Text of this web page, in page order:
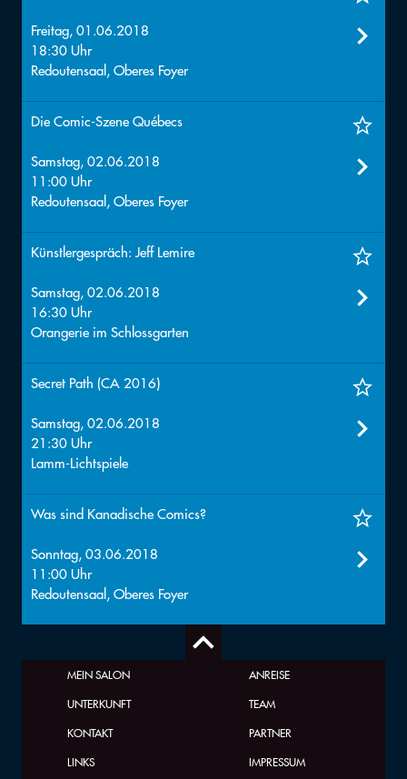
Freitag, 01.06.2018
18:30 Uhr
Redoutensaal, Oberes Foyer
Die Comic-Szene Québecs
Samstag, 02.06.2018
11:00 Uhr
Redoutensaal, Oberes Foyer
Künstlergespräch: Jeff Lemire
Samstag, 02.06.2018
16:30 Uhr
Orangerie im Schlossgarten
Secret Path (CA 2016)
Samstag, 02.06.2018
21:30 Uhr
Lamm-Lichtspiele
Was sind Kanadische Comics?
Sonntag, 03.06.2018
11:00 Uhr
Redoutensaal, Oberes Foyer
MEIN SALON
ANREISE
UNTERKUNFT
TEAM
KONTAKT
PARTNER
LINKS
IMPRESSUM